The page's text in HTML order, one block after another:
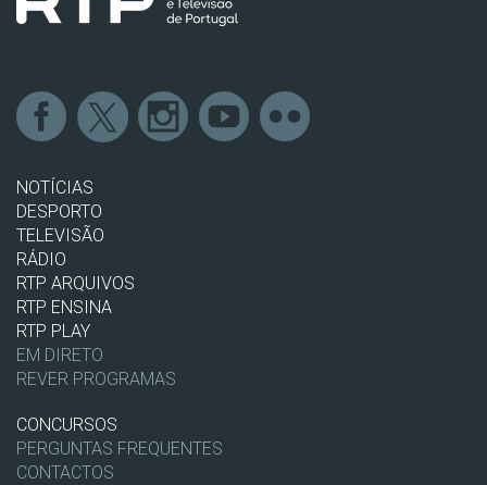
NOTÍCIAS
DESPORTO
TELEVISÃO
RÁDIO
RTP ARQUIVOS
RTP ENSINA
RTP PLAY
EM DIRETO
REVER PROGRAMAS
CONCURSOS
PERGUNTAS FREQUENTES
CONTACTOS